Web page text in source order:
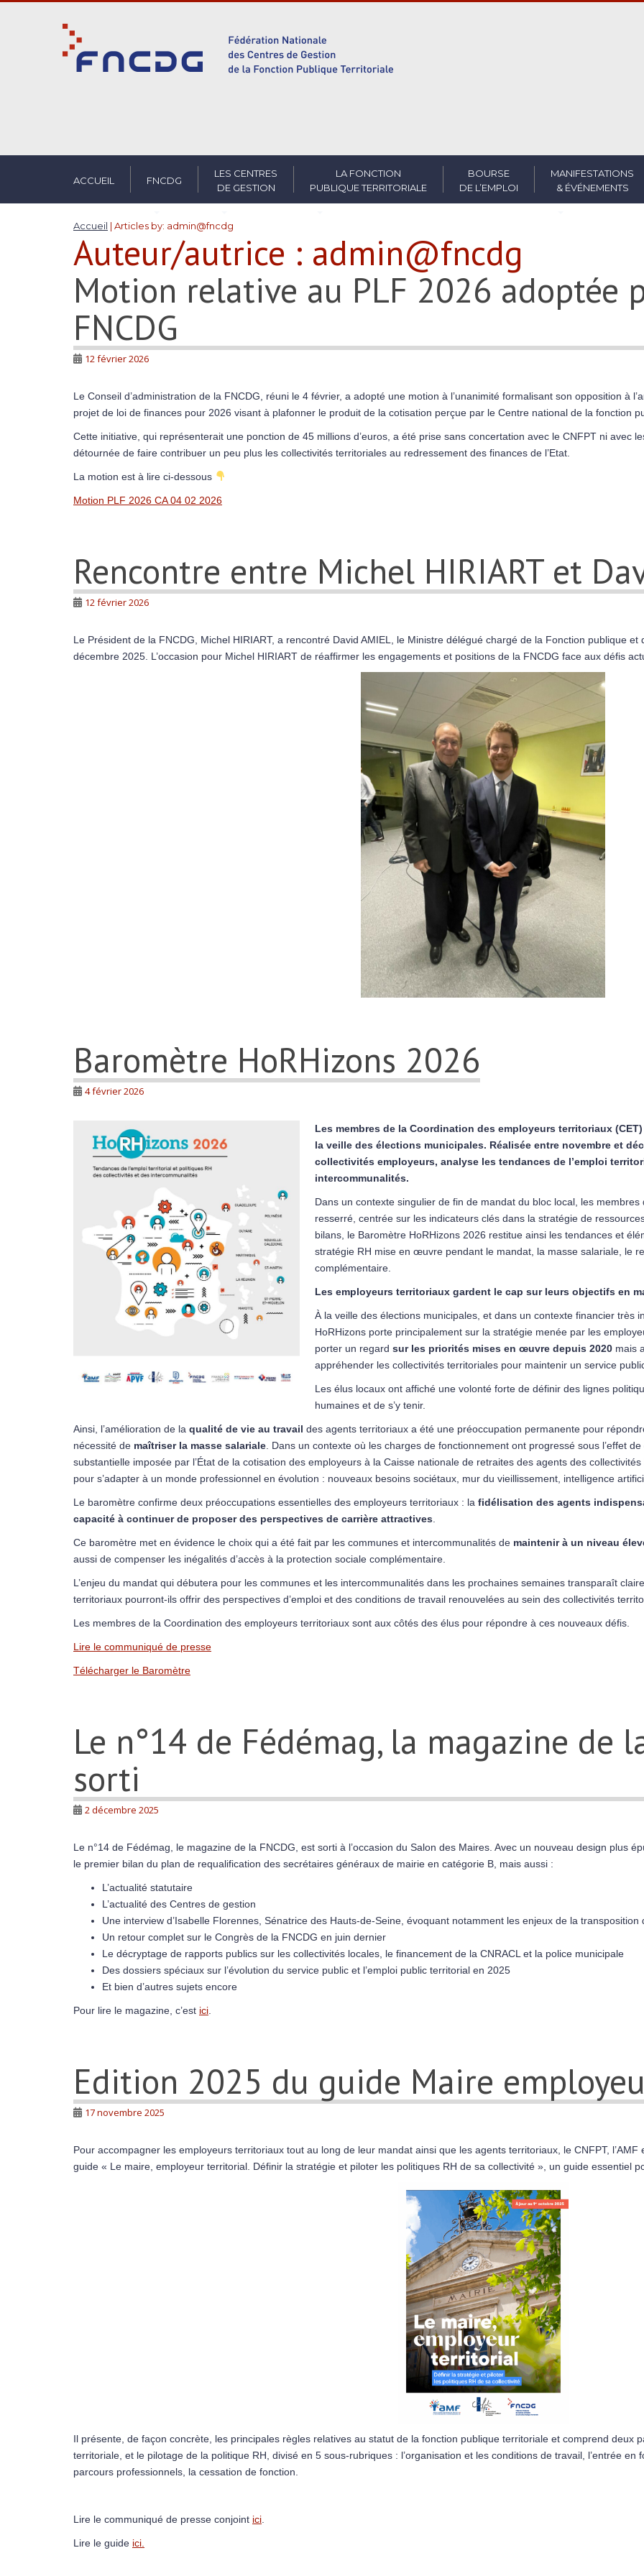
n
n
ACCUEIL FNCDG
LES CENTRES
DE GESTION
LA FONCTION
PUBLIQUE TERRITORIALE
BOURSE
DE L’EMPLOI
MANIFESTATIONS
& ÉVÉNEMENTS
Accueil | Articles by: admin@fncdg
Auteur/autrice : admin@fncdg
Motion relative au PLF 2026 adoptée
FNCDG
12 février 2026
Le Conseil d’administration de la FNCDG, réuni le 4 février, a adopté une motion à l’unanimité formalisant son opposition à
projet de loi de finances pour 2026 visant à plafonner le produit de la cotisation perçue par le Centre national de la fonction
Cette initiative, qui représenterait une ponction de 45 millions d’euros, a été prise sans concertation avec le CNFPT ni avec
détournée de faire contribuer un peu plus les collectivités territoriales au redressement des finances de l’Etat.
La motion est à lire ci-dessous
Motion PLF 2026 CA 04 02 2026
Rencontre entre Michel HIRIART et
12 février 2026
Le Président de la FNCDG, Michel HIRIART, a rencontré David AMIEL, le Ministre délégué chargé de la Fonction publique et
décembre 2025. L’occasion pour Michel HIRIART de réaffirmer les engagements et positions de la FNCDG face aux défis
Baromètre HoRHizons 2026
4 février 2026
Les membres de la Coordination des employeurs territoriaux
la veille des élections municipales. Réalisée entre novembre et
collectivités employeurs, analyse les tendances de l’emploi
intercommunalités.
Dans un contexte singulier de fin de mandat du bloc local, les
resserré, centrée sur les indicateurs clés dans la stratégie de
bilans, le Baromètre HoRHizons 2026 restitue ainsi les tendances et
stratégie RH mise en œuvre pendant le mandat, la masse salariale, le
complémentaire.
Les employeurs territoriaux gardent le cap sur leurs objectifs en
À la veille des élections municipales, et dans un contexte financier très
HoRHizons porte principalement sur la stratégie menée par les
porter un regard sur les priorités mises en œuvre depuis 2020 mais
appréhender les collectivités territoriales pour maintenir un service
Les élus locaux ont affiché une volonté forte de définir des lignes
humaines et de s’y tenir.
Ainsi, l’amélioration de la qualité de vie au travail des agents territoriaux a été une préoccupation permanente pour
nécessité de maîtriser la masse salariale. Dans un contexte où les charges de fonctionnement ont progressé sous l’effet
substantielle imposée par l’État de la cotisation des employeurs à la Caisse nationale de retraites des agents des
pour s’adapter à un monde professionnel en évolution : nouveaux besoins sociétaux, mur du vieillissement, intelligence
Le baromètre confirme deux préoccupations essentielles des employeurs territoriaux : la fidélisation des agents
capacité à continuer de proposer des perspectives de carrière attractives.
Ce baromètre met en évidence le choix qui a été fait par les communes et intercommunalités de maintenir à un niveau
aussi de compenser les inégalités d’accès à la protection sociale complémentaire.
L’enjeu du mandat qui débutera pour les communes et les intercommunalités dans les prochaines semaines transparaît
territoriaux pourront-ils offrir des perspectives d’emploi et des conditions de travail renouvelées au sein des collectivités
Les membres de la Coordination des employeurs territoriaux sont aux côtés des élus pour répondre à ces nouveaux défis.
Lire le communiqué de presse
Télécharger le Baromètre
Le n°14 de Fédémag, la magazine de
sorti
2 décembre 2025
Le n°14 de Fédémag, le magazine de la FNCDG, est sorti à l’occasion du Salon des Maires. Avec un nouveau design plus
le premier bilan du plan de requalification des secrétaires généraux de mairie en catégorie B, mais aussi :
L’actualité statutaire
L’actualité des Centres de gestion
Une interview d’Isabelle Florennes, Sénatrice des Hauts-de-Seine, évoquant notamment les enjeux de la transposition
Un retour complet sur le Congrès de la FNCDG en juin dernier
Le décryptage de rapports publics sur les collectivités locales, le financement de la CNRACL et la police municipale
Des dossiers spéciaux sur l’évolution du service public et l’emploi public territorial en 2025
Et bien d’autres sujets encore
Pour lire le magazine, c’est ici.
Edition 2025 du guide Maire
17 novembre 2025
Pour accompagner les employeurs territoriaux tout au long de leur mandat ainsi que les agents territoriaux, le CNFPT,
guide « Le maire, employeur territorial. Définir la stratégie et piloter les politiques RH de sa collectivité », un guide essentiel
Il présente, de façon concrète, les principales règles relatives au statut de la fonction publique territoriale et comprend deux
territoriale, et le pilotage de la politique RH, divisé en 5 sous-rubriques : l’organisation et les conditions de travail, l’entrée en
parcours professionnels, la cessation de fonction.
Lire le communiqué de presse conjoint ici
Lire le guide ici.